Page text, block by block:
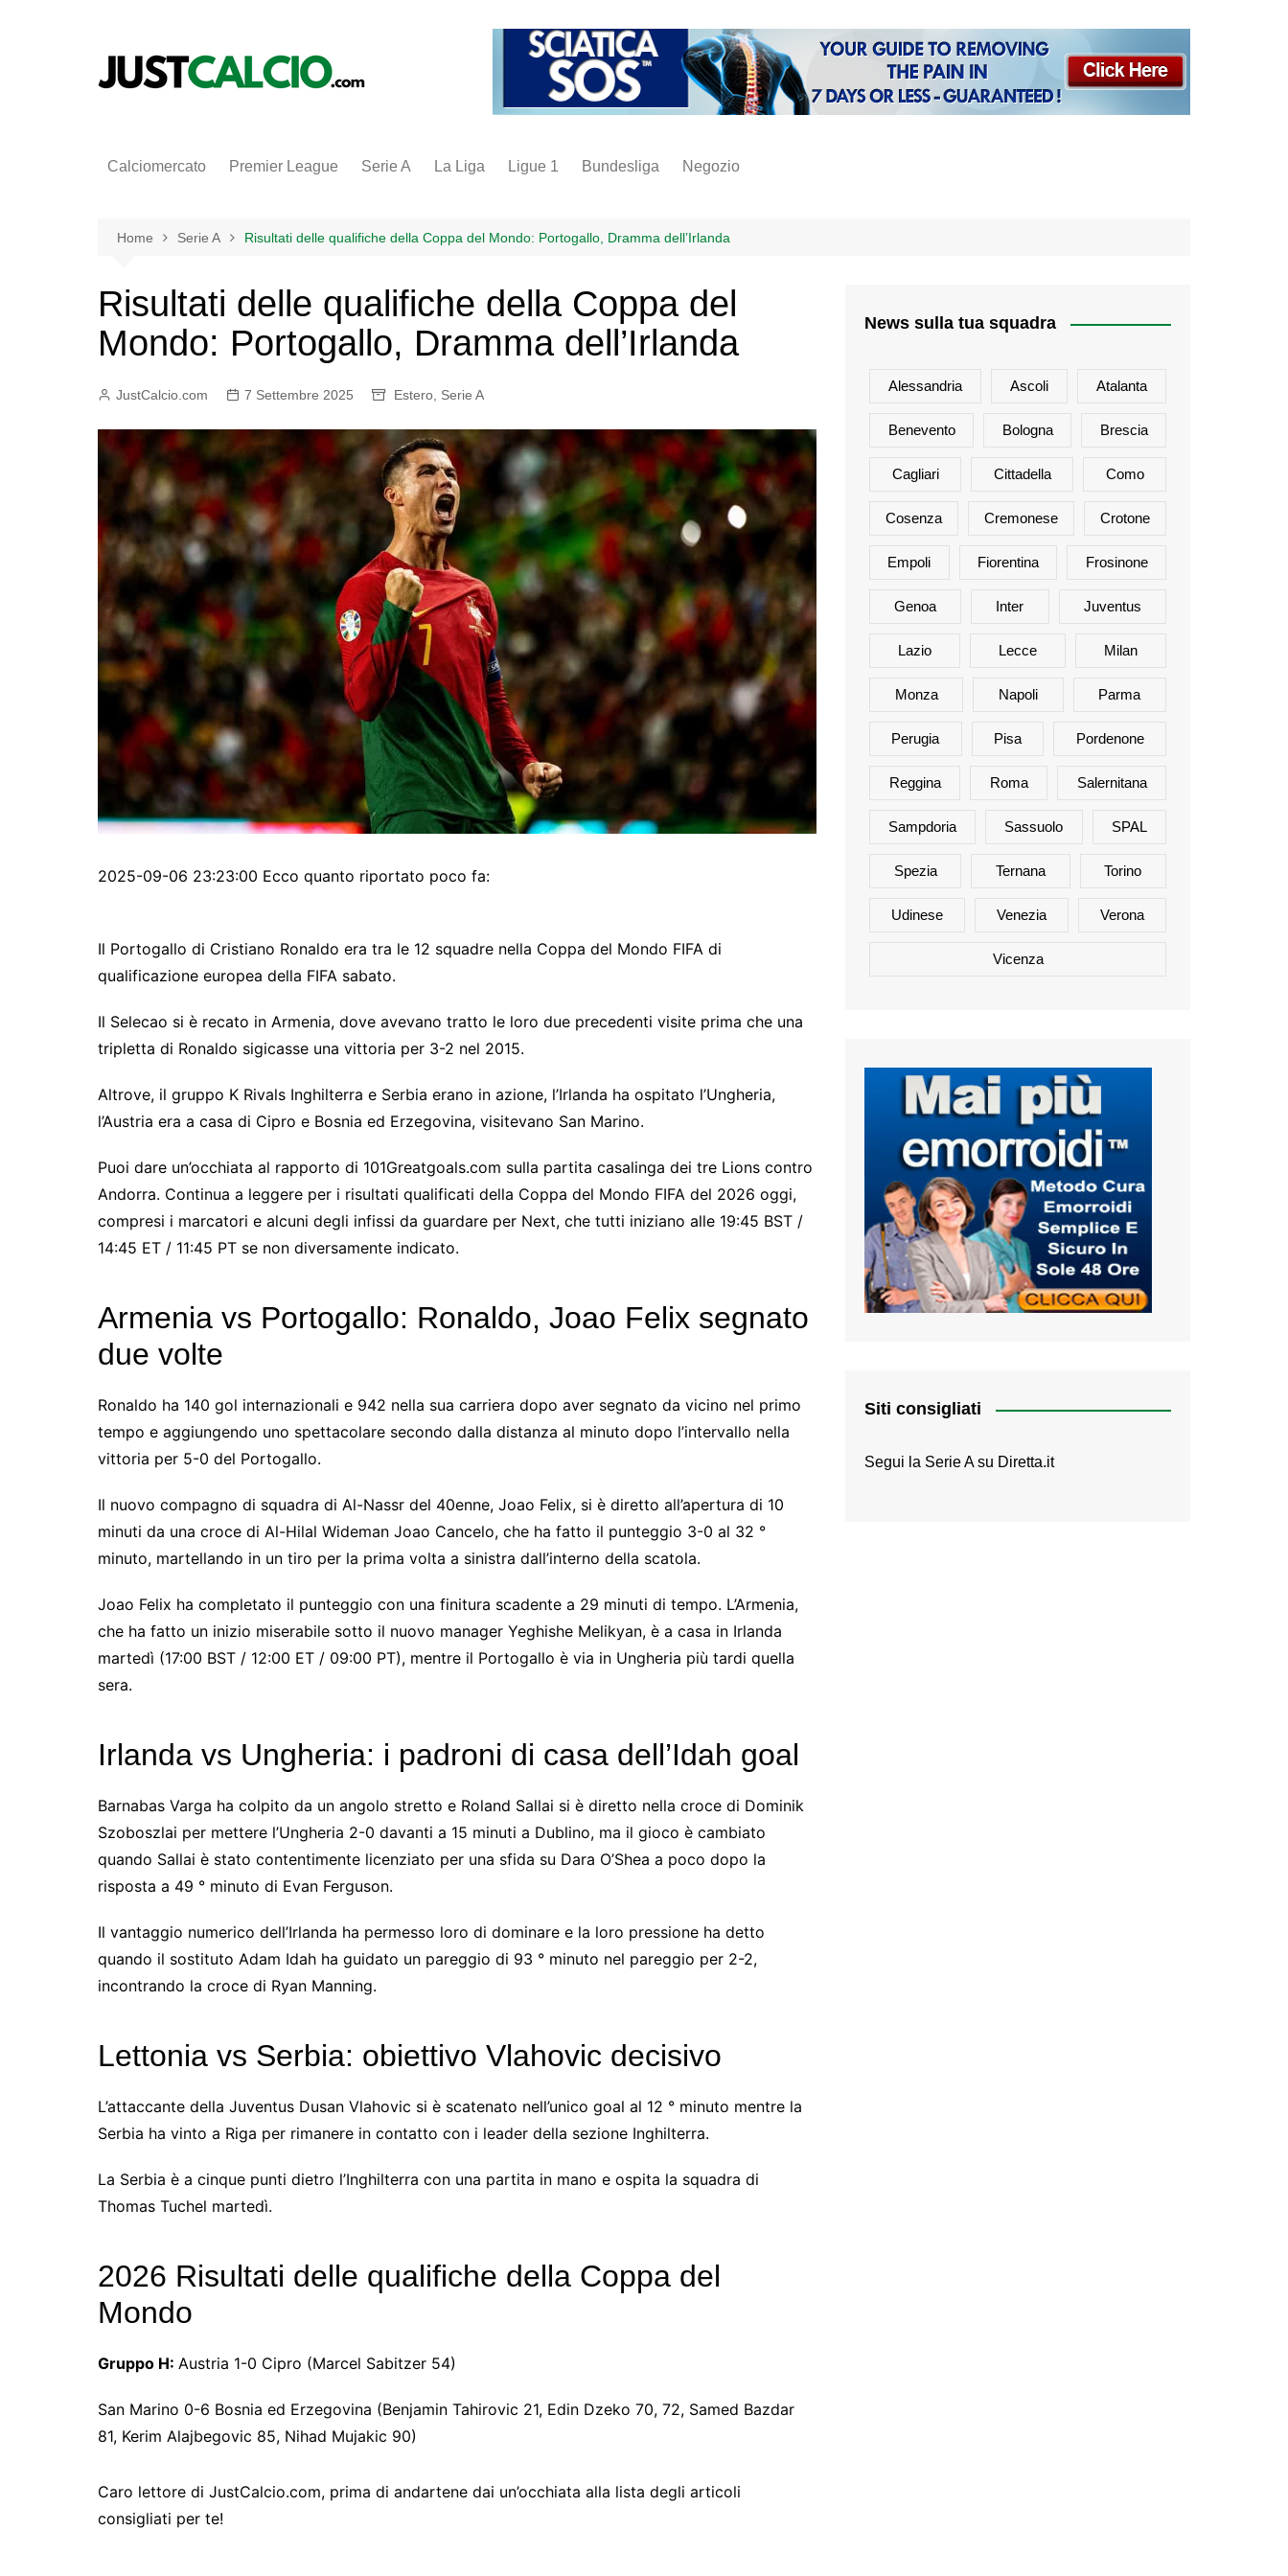
Calciomercato Premier League Serie A La Liga Ligue 1 Bundesliga Negozio
inter
napoli
vintage
Home Serie A Risultati delle qualifiche della Coppa del Mondo: Portogallo, Dramma dell’Irlanda
Risultati delle qualifiche della Coppa del
Mondo: Portogallo, Dramma dell’Irlanda
JustCalcio.com 7 Settembre 2025 Estero Serie A
2025-09-06 23:23:00 Ecco quanto riportato poco fa:
Il Portogallo di Cristiano Ronaldo era tra le 12 squadre nella Coppa del Mondo FIFA di
qualificazione europea della FIFA sabato.
Il Selecao si è recato in Armenia, dove avevano tratto le loro due precedenti visite prima che una
tripletta di Ronaldo sigicasse una vittoria per 3-2 nel 2015.
Altrove, il gruppo K Rivals Inghilterra e Serbia erano in azione, l’Irlanda ha ospitato l’Ungheria,
l’Austria era a casa di Cipro e Bosnia ed Erzegovina, visitevano San Marino.
Puoi dare un’occhiata al rapporto di 101Greatgoals.com sulla partita casalinga dei tre Lions contro
Andorra. Continua a leggere per i risultati qualificati della Coppa del Mondo FIFA del 2026 oggi,
compresi i marcatori e alcuni degli infissi da guardare per Next, che tutti iniziano alle 19:45 BST /
14:45 ET / 11:45 PT se non diversamente indicato.
Armenia vs Portogallo: Ronaldo, Joao Felix segnato
due volte
Ronaldo ha 140 gol internazionali e 942 nella sua carriera dopo aver segnato da vicino nel primo
tempo e aggiungendo uno spettacolare secondo dalla distanza al minuto dopo l’intervallo nella
vittoria per 5-0 del Portogallo.
Il nuovo compagno di squadra di Al-Nassr del 40enne, Joao Felix, si è diretto all’apertura di 10
minuti da una croce di Al-Hilal Wideman Joao Cancelo, che ha fatto il punteggio 3-0 al 32 °
minuto, martellando in un tiro per la prima volta a sinistra dall’interno della scatola.
Joao Felix ha completato il punteggio con una finitura scadente a 29 minuti di tempo. L’Armenia,
che ha fatto un inizio miserabile sotto il nuovo manager Yeghishe Melikyan, è a casa in Irlanda
martedì (17:00 BST / 12:00 ET / 09:00 PT), mentre il Portogallo è via in Ungheria più tardi quella
sera.
Irlanda vs Ungheria: i padroni di casa dell’Idah goal
Barnabas Varga ha colpito da un angolo stretto e Roland Sallai si è diretto nella croce di Dominik
Szoboszlai per mettere l’Ungheria 2-0 davanti a 15 minuti a Dublino, ma il gioco è cambiato
quando Sallai è stato contentimente licenziato per una sfida su Dara O’Shea a poco dopo la
risposta a 49 ° minuto di Evan Ferguson.
Il vantaggio numerico dell’Irlanda ha permesso loro di dominare e la loro pressione ha detto
quando il sostituto Adam Idah ha guidato un pareggio di 93 ° minuto nel pareggio per 2-2,
incontrando la croce di Ryan Manning.
Lettonia vs Serbia: obiettivo Vlahovic decisivo
L’attaccante della Juventus Dusan Vlahovic si è scatenato nell’unico goal al 12 ° minuto mentre la
Serbia ha vinto a Riga per rimanere in contatto con i leader della sezione Inghilterra.
La Serbia è a cinque punti dietro l’Inghilterra con una partita in mano e ospita la squadra di
Thomas Tuchel martedì.
2026 Risultati delle qualifiche della Coppa del
Mondo
Gruppo H: Austria 1-0 Cipro (Marcel Sabitzer 54)
San Marino 0-6 Bosnia ed Erzegovina (Benjamin Tahirovic 21, Edin Dzeko 70, 72, Samed Bazdar
81, Kerim Alajbegovic 85, Nihad Mujakic 90)
Caro lettore di JustCalcio.com, prima di andartene dai un’occhiata alla lista degli articoli
consigliati per te!
News sulla tua squadra
Alessandria Ascoli Atalanta
Benevento Bologna Brescia
Cagliari Cittadella Como
Cosenza Cremonese Crotone
Empoli Fiorentina Frosinone
Genoa Inter Juventus
Lazio Lecce Milan
Monza Napoli Parma
Perugia Pisa Pordenone
Reggina Roma Salernitana
Sampdoria Sassuolo SPAL
Spezia Ternana Torino
Udinese Venezia Verona
Vicenza
Siti consigliati
Segui la Serie A su Diretta.it